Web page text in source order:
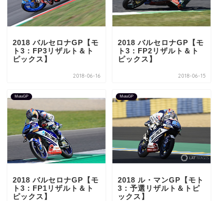
2018 バルセロナGP【モ
ト3：FP3リザルト＆ト
ピックス】
2018-06-16
2018 バルセロナGP【モ
ト3：FP2リザルト＆ト
ピックス】
2018-06-15
MotoGP
2018 バルセロナGP【モ
ト3：FP1リザルト＆ト
ピックス】
MotoGP
2018 ル・マンGP【モト
3：予選リザルト＆トピ
ックス】